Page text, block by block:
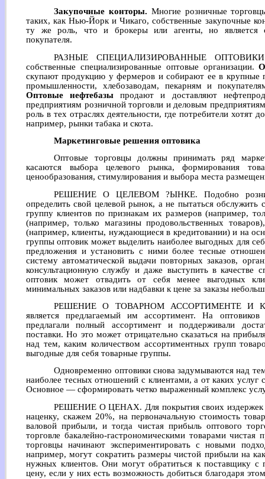
Закупочные конторы. Многие розничные
таких, как Нью-Йорк и Чикаго, собственные закупочные
ту же роль, что и брокеры или агенты, но является
покупателя.
РАЗНЫЕ СПЕЦИАЛИЗИРОВАННЫЕ ОПТОВИКИ.
собственные специализированные оптовые организации.
скупают продукцию у фермеров и собирают ее в крупные
промышленности, хлебозаводам, пекарням и
Оптовые нефтебазы продают и доставляют
предприятиям розничной торговли и деловым
роль в тех отраслях деятельности, где потребители хотят
например, рынки табака и скота.
Маркетинговые решения оптовика
Оптовые торговцы должны принимать ряд
касаются выбора целевого рынка, формирования
ценообразования, стимулирования и выбора места
РЕШЕНИЕ О ЦЕЛЕВОМ ?ЫНКЕ. Подобно
определить свой целевой рынок, а не пытаться
группу клиентов по признакам их размеров (например,
(например, только магазины продовольственных
(например, клиенты, нуждающиеся в кредитовании) и на
группы оптовик может выделить наиболее выгодных для
предложения и установить с ними более тесные
систему автоматической выдачи повторных заказов,
консультационную службу и даже выступить в качестве
оптовик может отвадить от себя менее выгодных
минимальных заказов или надбавки к цене за заказы
РЕШЕНИЕ О ТОВАРНОМ АССОРТИМЕНТЕ И
является предлагаемый им ассортимент. На
предлагали полный ассортимент и поддерживали
поставки. Но это может отрицательно сказаться на
над тем, каким количеством ассортиментных групп
выгодные для себя товарные группы.
Одновременно оптовики снова задумываются над
наиболее тесных отношений с клиентами, а от каких услуг
Основное — сформировать четко выраженный комплекс
РЕШЕНИЕ О ЦЕНАХ. Для покрытия своих издержек
наценку, скажем 20%, на первоначальную стоимость
валовой прибыли, и тогда чистая прибыль оптового
торговле бакалейно-гастрономическими товарами
торговцы начинают экспериментировать с новыми
например, могут сократить размеры чистой прибыли на
нужных клиентов. Они могут обратиться к поставщику с
цену, если у них есть возможность добиться благодаря